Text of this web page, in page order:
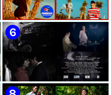
🟡 F-CUBA - ¨Solita¨ -
Videoclip - Director: Asiel
Babastro
🟡 Riger DLC || ¨LCA ( La
Expansión )¨ || Director: Dani
A.R || Música cubana || Videoclip
|| CUBA